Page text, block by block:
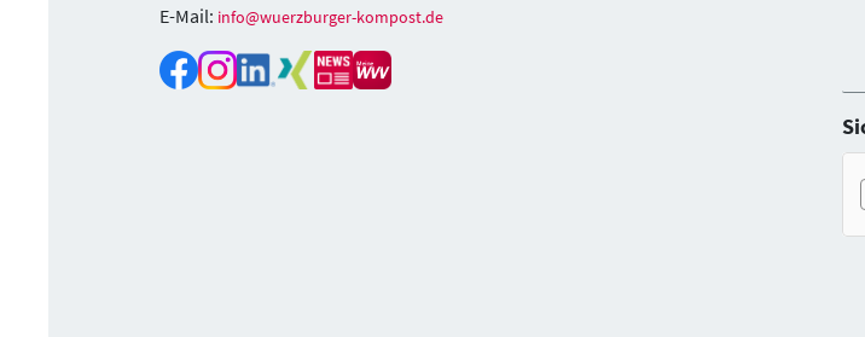
E-Mail: info@wuerzburger-kompost.de